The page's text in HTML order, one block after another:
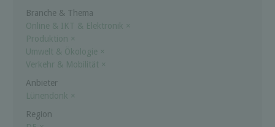
Branche & Thema
Online & IKT & Elektronik ×
Produktion ×
Umwelt & Ökologie ×
Verkehr & Mobilität ×
Anbieter
Lünendonk ×
Region